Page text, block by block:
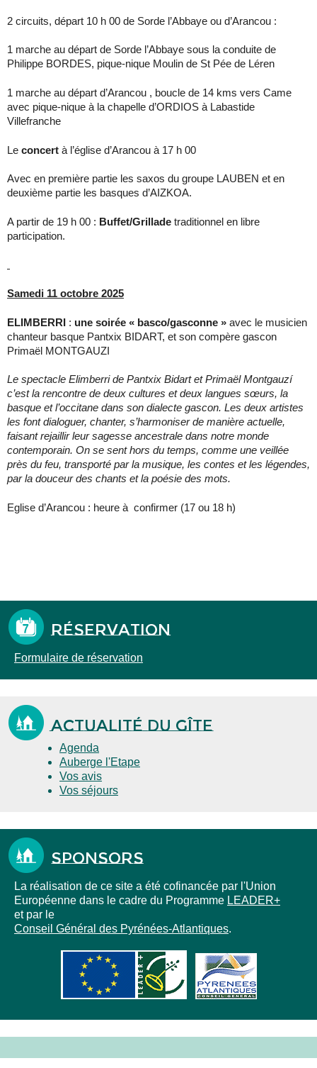
2 circuits, départ 10 h 00 de Sorde l’Abbaye ou d’Arancou :
1 marche au départ de Sorde l’Abbaye sous la conduite de
Philippe BORDES, pique-nique Moulin de St Pée de Léren
1 marche au départ d’Arancou , boucle de 14 kms vers Came
avec pique-nique à la chapelle d’ORDIOS à Labastide
Villefranche
Le concert à l’église d’Arancou à 17 h 00
Avec en première partie les saxos du groupe LAUBEN et en
deuxième partie les basques d’AIZKOA.
A partir de 19 h 00 : Buffet/Grillade traditionnel en libre
participation.
Samedi 11 octobre 2025
ELIMBERRI : une soirée « basco/gasconne » avec le musicien
chanteur basque Pantxix BIDART, et son compère gascon
Primaël MONTGAUZI
Le spectacle Elimberri de Pantxix Bidart et Primaël Montgauzí
c’est la rencontre de deux cultures et deux langues sœurs, la
basque et l’occitane dans son dialecte gascon. Les deux artistes
les font dialoguer, chanter, s’harmoniser de manière actuelle,
faisant rejaillir leur sagesse ancestrale dans notre monde
contemporain. On se sent hors du temps, comme une veillée
près du feu, transporté par la musique, les contes et les légendes,
par la douceur des chants et la poésie des mots.
Eglise d’Arancou : heure à confirmer (17 ou 18 h)
Réservation
Formulaire de réservation
Actualité du gîte
Agenda
Auberge l'Etape
Vos avis
Vos séjours
Sponsors
La réalisation de ce site a été cofinancée par l'Union
Européenne dans le cadre du Programme LEADER+
et par le
Conseil Général des Pyrénées-Atlantiques.